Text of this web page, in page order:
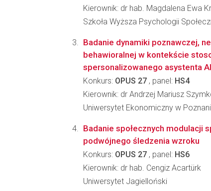
Kierownik: dr hab. Magdalena Ewa
Szkoła Wyższa Psychologii
Badanie dynamiki poznawczej,
behawioralnej w kontekście
spersonalizowanego asystenta
Konkurs: OPUS 27 , panel: HS4
Kierownik: dr Andrzej Mariusz
Uniwersytet Ekonomiczny w
Badanie społecznych modulacji
podwójnego śledzenia wzroku
Konkurs: OPUS 27 , panel: HS6
Kierownik: dr hab. Cengiz Acartürk
Uniwersytet Jagielloński